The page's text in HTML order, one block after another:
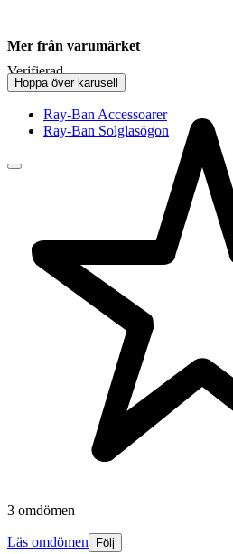
Verifierad
3 omdömen
Läs omdömen Följ
Mer från varumärket
Hoppa över karusell
Ray-Ban Accessoarer
Ray-Ban Solglasögon